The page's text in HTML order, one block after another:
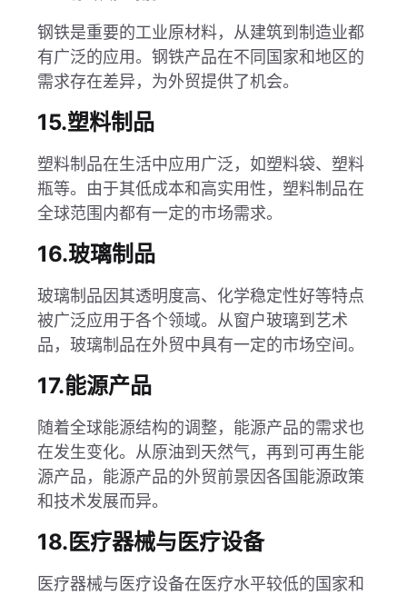
钢铁是重要的工业原材料，从建筑到制造业都
有广泛的应用。钢铁产品在不同国家和地区的
需求存在差异，为外贸提供了机会。
15.塑料制品
塑料制品在生活中应用广泛，如塑料袋、塑料
瓶等。由于其低成本和高实用性，塑料制品在
全球范围内都有一定的市场需求。
16.玻璃制品
玻璃制品因其透明度高、化学稳定性好等特点
被广泛应用于各个领域。从窗户玻璃到艺术
品，玻璃制品在外贸中具有一定的市场空间。
17.能源产品
随着全球能源结构的调整，能源产品的需求也
在发生变化。从原油到天然气，再到可再生能
源产品，能源产品的外贸前景因各国能源政策
和技术发展而异。
18.医疗器械与医疗设备
医疗器械与医疗设备在医疗水平较低的国家和